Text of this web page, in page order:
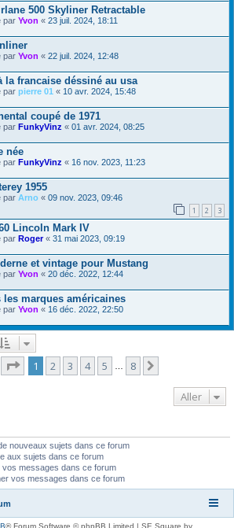
500 Skyliner Retractable
par Yvon « 23 juil. 2024, 18:11
par Yvon « 22 juil. 2024, 12:48
la francaise déssiné au usa
par pierre 01 « 10 avr. 2024, 15:48
coupé de 1971
par FunkyVinz « 01 avr. 2024, 08:25
née
par FunkyVinz « 16 nov. 2023, 11:23
1955
par Arno « 09 nov. 2023, 09:46
1 2 3
Lincoln Mark IV
par Roger« 31 mai 2023, 09:19
et vintage pour Mustang
par Yvon « 20 déc. 2022, 12:44
les marques américaines
par Yvon « 16 déc. 2022, 22:50
Page 1sur
1 2 3 4 5 8
Aller
nouveaux sujets dans ce forum
aux sujets dans ce forum
vos messages dans ce forum
vos messages dans ce forum
® Forum Software © phpBB Limited | SE Square by